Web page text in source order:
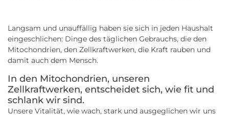
Langsam und unauffällig haben sie sich in jeden Haushalt
eingeschlichen: Dinge des täglichen Gebrauchs, die den
Mitochondrien, den Zellkraftwerken, die Kraft rauben und
damit auch dem Mensch.
In den Mitochondrien, unseren
Zellkraftwerken, entscheidet sich, wie fit und
schlank wir sind.
Unsere Vitalität, wie wach, stark und ausgeglichen wir uns